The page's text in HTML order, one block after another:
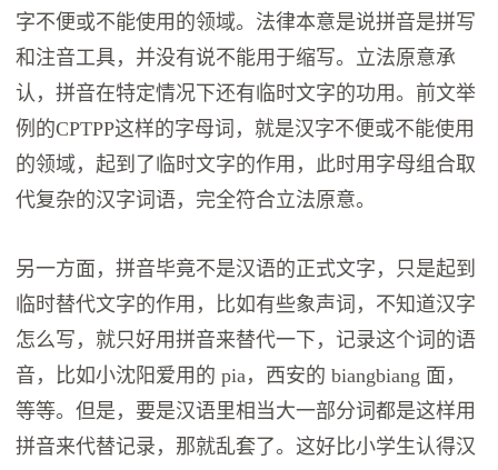
字不便或不能使用的领域。法律本意是说拼音是拼写
和注音工具，并没有说不能用于缩写。立法原意承
认，拼音在特定情况下还有临时文字的功用。前文举
例的CPTPP这样的字母词，就是汉字不便或不能使用
的领域，起到了临时文字的作用，此时用字母组合取
代复杂的汉字词语，完全符合立法原意。
另一方面，拼音毕竟不是汉语的正式文字，只是起到
临时替代文字的作用，比如有些象声词，不知道汉字
怎么写，就只好用拼音来替代一下，记录这个词的语
音，比如小沈阳爱用的 pia，西安的 biangbiang 面，
等等。但是，要是汉语里相当大一部分词都是这样用
拼音来代替记录，那就乱套了。这好比小学生认得汉